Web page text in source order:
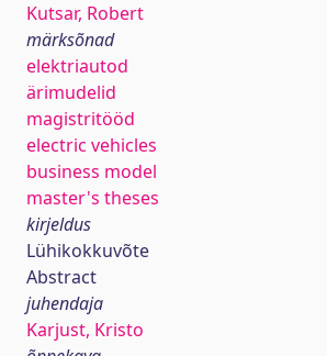
Kutsar, Robert
märksõnad
elektriautod
ärimudelid
magistritööd
electric vehicles
business model
master's theses
kirjeldus
Lühikokkuvõte
Abstract
juhendaja
Karjust, Kristo